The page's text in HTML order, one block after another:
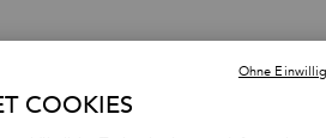
COOKIES
Ohne